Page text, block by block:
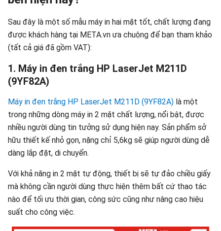
Sau đây là một số mẫu máy in hai mặt tốt, chất lượng đang
được khách hàng tại META.vn ưa chuộng để bạn tham khảo
(tất cả giá đã gồm VAT):
1. Máy in đen trắng HP LaserJet M211D
(9YF82A)
Máy in đen trắng HP LaserJet M211D (9YF82A) là một
trong những dòng máy in 2 mặt chất lượng, nổi bật, được
nhiều người dùng tin tưởng sử dụng hiện nay. Sản phẩm sở
hữu thiết kế nhỏ gọn, nặng chỉ 5,6kg sẽ giúp người dùng dễ
dàng lắp đặt, di chuyển.
Với khả năng in 2 mặt tự động, thiết bị sẽ tự đảo chiều giấy
mà không cần người dùng thực hiện thêm bất cứ thao tác
nào để tối ưu thời gian, công sức cũng như nâng cao hiệu
suất cho công việc.